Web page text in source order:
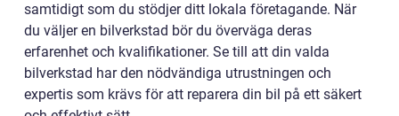
samtidigt som du stödjer ditt lokala företagande. När
du väljer en bilverkstad bör du överväga deras
erfarenhet och kvalifikationer. Se till att din valda
bilverkstad har den nödvändiga utrustningen och
expertis som krävs för att reparera din bil på ett säkert